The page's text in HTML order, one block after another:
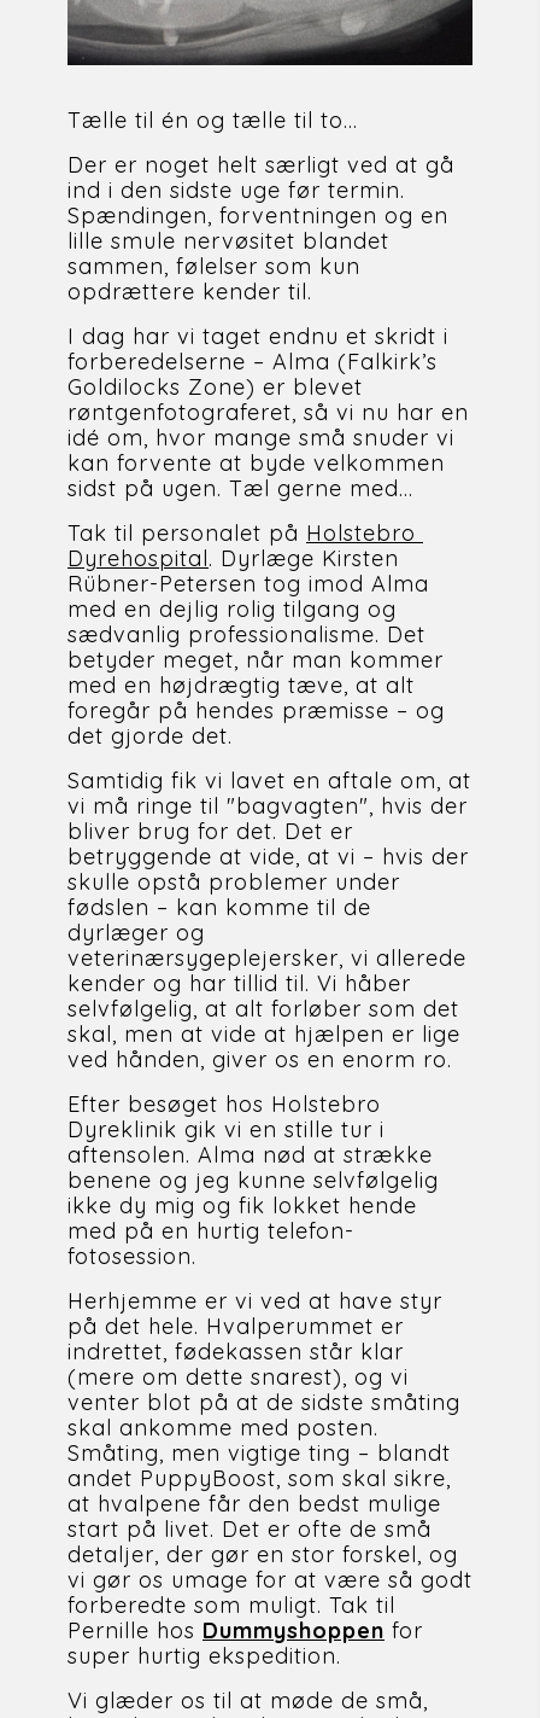
Tælle til én og tælle til to...
Der er noget helt særligt ved at gå
ind i den sidste uge før termin.
Spændingen, forventningen og en
lille smule nervøsitet blandet
sammen, følelser som kun
opdrættere kender til.
I dag har vi taget endnu et skridt i
forberedelserne – Alma (Falkirk’s
Goldilocks Zone) er blevet
røntgenfotograferet, så vi nu har en
idé om, hvor mange små snuder vi
kan forvente at byde velkommen
sidst på ugen. Tæl gerne med...
Tak til personalet på Holstebro
Dyrehospital. Dyrlæge Kirsten
Rübner-Petersen tog imod Alma
med en dejlig rolig tilgang og
sædvanlig professionalisme. Det
betyder meget, når man kommer
med en højdrægtig tæve, at alt
foregår på hendes præmisse – og
det gjorde det.
Samtidig fik vi lavet en aftale om, at
vi må ringe til "bagvagten", hvis der
bliver brug for det. Det er
betryggende at vide, at vi – hvis der
skulle opstå problemer under
fødslen – kan komme til de
dyrlæger og
veterinærsygeplejersker, vi allerede
kender og har tillid til. Vi håber
selvfølgelig, at alt forløber som det
skal, men at vide at hjælpen er lige
ved hånden, giver os en enorm ro.
Efter besøget hos Holstebro
Dyreklinik gik vi en stille tur i
aftensolen. Alma nød at strække
benene og jeg kunne selvfølgelig
ikke dy mig og fik lokket hende
med på en hurtig telefon-
fotosession.
Herhjemme er vi ved at have styr
på det hele. Hvalperummet er
indrettet, fødekassen står klar
(mere om dette snarest), og vi
venter blot på at de sidste småting
skal ankomme med posten.
Småting, men vigtige ting – blandt
andet PuppyBoost, som skal sikre,
at hvalpene får den bedst mulige
start på livet. Det er ofte de små
detaljer, der gør en stor forskel, og
vi gør os umage for at være så godt
forberedte som muligt. Tak til
Pernille hos Dummyshoppen for
super hurtig ekspedition.
Vi glæder os til at møde de små,